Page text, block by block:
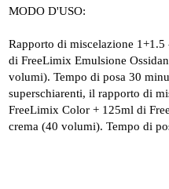
MODO D'USO:
Rapporto di miscelazione
di FreeLimix Emulsione
volumi). Tempo di posa 30
superschiarenti, il rapporto di
FreeLimix Color + 125ml di
crema (40 volumi). Tempo di